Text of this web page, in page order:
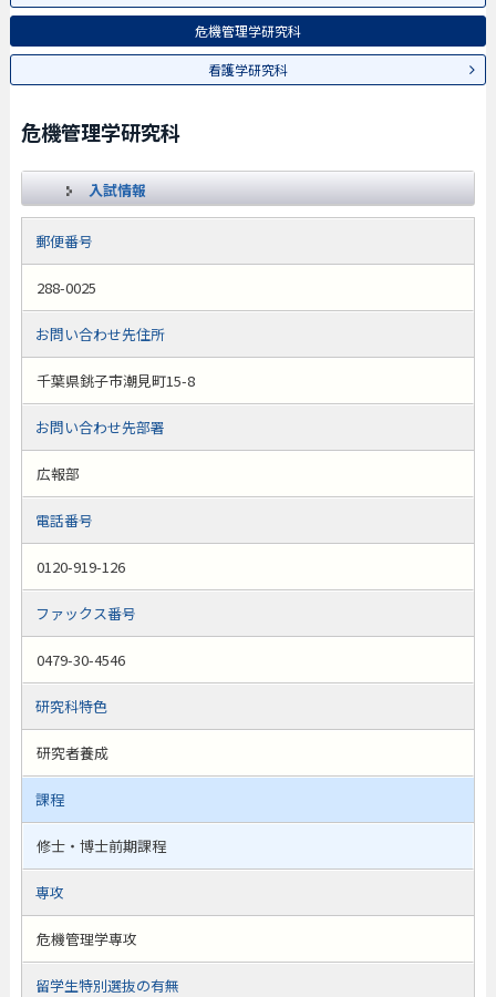
危機管理学研究科
看護学研究科
危機管理学研究科
入試情報
郵便番号
288-0025
お問い合わせ先住所
千葉県銚子市潮見町15-8
お問い合わせ先部署
広報部
電話番号
0120-919-126
ファックス番号
0479-30-4546
研究科特色
研究者養成
課程
修士・博士前期課程
専攻
危機管理学専攻
留学生特別選抜の有無